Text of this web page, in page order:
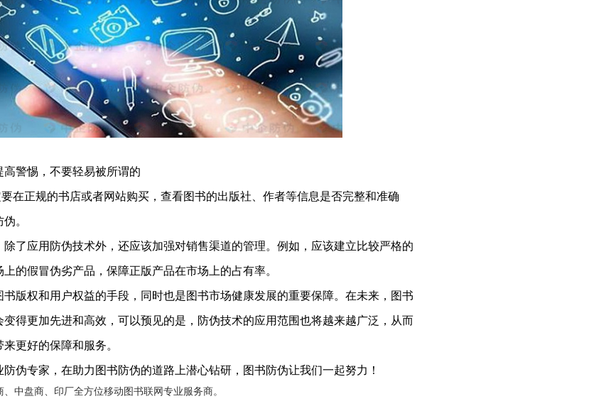
警惕，不要轻易被所谓的
在正规的书店或者网站购买，查看图书的出版社、作者等信息是否完整和准确
。
了应用防伪技术外，还应该加强对销售渠道的管理。例如，应该建立比较严格的
的假冒伪劣产品，保障正版产品在市场上的占有率。
版权和用户权益的手段，同时也是图书市场健康发展的重要保障。在未来，图书
得更加先进和高效，可以预见的是，防伪技术的应用范围也将越来越广泛，从而
更好的保障和服务。
伪专家，在助力图书防伪的道路上潜心钻研，图书防伪让我们一起努力！
中盘商、印厂全方位移动图书联网专业服务商。